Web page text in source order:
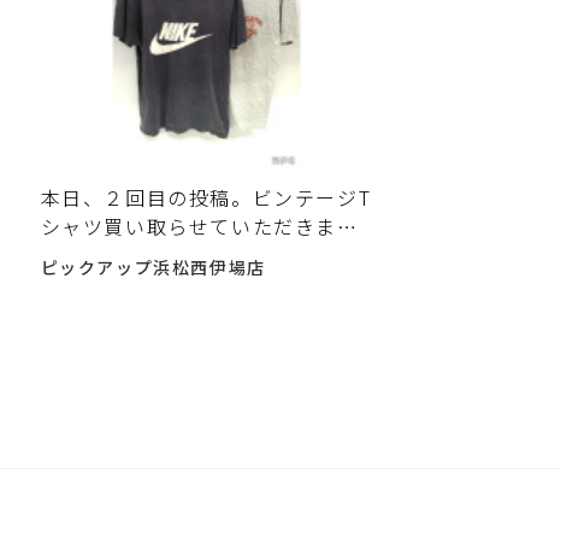
本日、２回目の投稿。ビンテージT
シャツ買い取らせていただきまし
た。
ピックアップ浜松西伊場店